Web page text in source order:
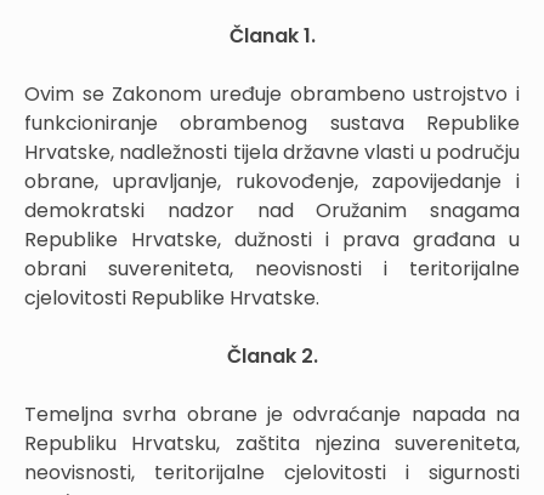
Članak 1.
Ovim se Zakonom uređuje obrambeno ustrojstvo i
funkcioniranje obrambenog sustava Republike
Hrvatske, nadležnosti tijela državne vlasti u području
obrane, upravljanje, rukovođenje, zapovijedanje i
demokratski nadzor nad Oružanim snagama
Republike Hrvatske, dužnosti i prava građana u
obrani suvereniteta, neovisnosti i teritorijalne
cjelovitosti Republike Hrvatske.
Članak 2.
Temeljna svrha obrane je odvraćanje napada na
Republiku Hrvatsku, zaštita njezina suvereniteta,
neovisnosti, teritorijalne cjelovitosti i sigurnosti